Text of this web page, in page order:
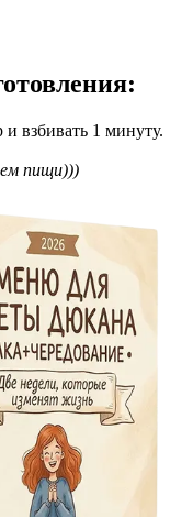
взбивать 1 минуту.
пищи)))